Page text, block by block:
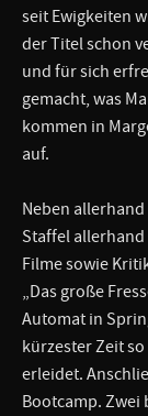
seit Ewigkeiten
der Titel schon
und für sich
gemacht, was
kommen in
auf.
Neben
Staffel
Filme sowie
„Das große
Automat in
kürzester Zeit
erleidet.
Bootcamp. Zwei